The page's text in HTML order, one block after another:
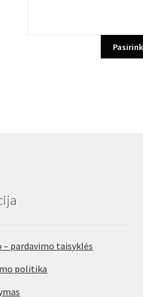
– pardavimo taisyklės
politika